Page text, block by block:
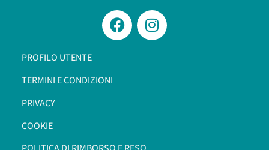
PROFILO UTENTE
TERMINI E CONDIZIONI
PRIVACY
COOKIE